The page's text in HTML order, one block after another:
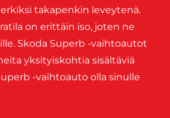
takapenkin leveytenä.
on erittäin iso, joten ne
Skoda Superb -vaihtoautot
yksityiskohtia sisältäviä
-vaihtoauto olla sinulle